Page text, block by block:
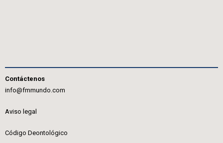
Contáctenos
info@fmmundo.com
Aviso legal
Código Deontológico